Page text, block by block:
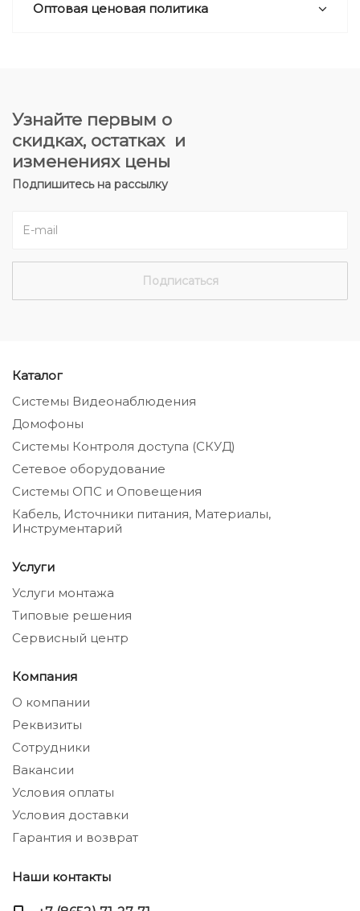
Оптовая ценовая политика
Узнайте первым о
скидках, остатках и
изменениях цены
Подпишитесь на рассылку
Каталог
Системы Видеонаблюдения
Домофоны
Системы Контроля доступа (СКУД)
Сетевое оборудование
Системы ОПС и Оповещения
Кабель, Источники питания, Материалы,
Инструментарий
Услуги
Услуги монтажа
Типовые решения
Сервисный центр
Компания
О компании
Реквизиты
Сотрудники
Вакансии
Условия оплаты
Условия доставки
Гарантия и возврат
Наши контакты